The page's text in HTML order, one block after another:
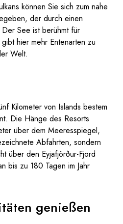
können Sie sich zum nahe
der durch einen
See ist berühmt für
hier mehr Entenarten zu
Welt.
Kilometer von Islands bestem
Die Hänge des Resorts
über dem Meeresspiegel,
Abfahrten, sondern
über den Eyjafjörður-Fjord
bis zu 180 Tagen im Jahr
genießen